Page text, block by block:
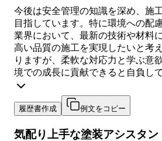
今後は安全管理の知識を深め、施
目指しています。特に環境への配
業界において、最新の技術や材料
高い品質の施工を実現したいと考
りますが、柔軟な対応力と学ぶ意
境での成長に貢献できると自負し
履歴書作成 例文をコピー
気配り上手な塗装アシスタン